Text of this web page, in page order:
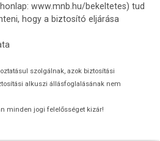
www.mnb.hu/bekeltetes) tud
hogy a biztosító eljárása
szolgálnak, azok biztosítási
alkuszi állásfoglalásának nem
minden jogi felelősséget kizár!